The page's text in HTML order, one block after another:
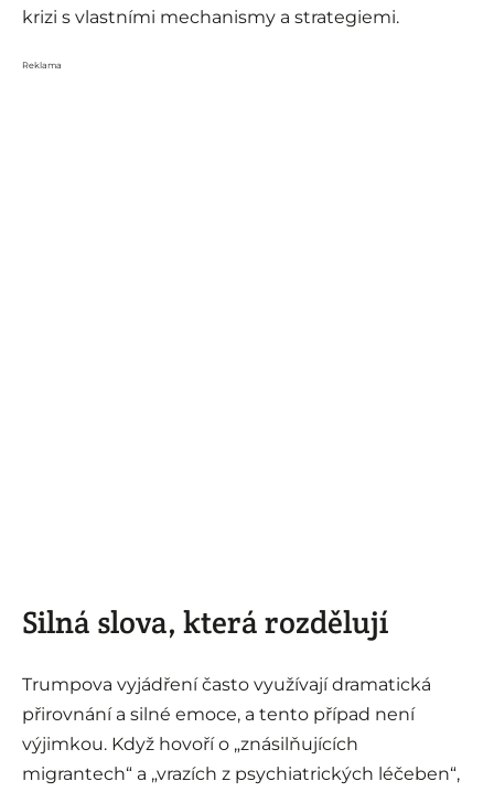
krizi s vlastními mechanismy a strategiemi.
Reklama
Silná slova, která rozdělují
Trumpova vyjádření často využívají dramatická
přirovnání a silné emoce, a tento případ není
výjimkou. Když hovoří o „znásilňujících
migrantech“ a „vrazích z psychiatrických léčeben“,